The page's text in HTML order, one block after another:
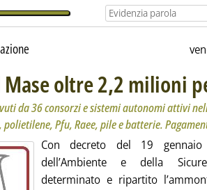
Mase oltre 2,2 milioni
da 36 consorzi e sistemi autonomi attivi
Pfu, Raee, pile e batterie.
Con decreto del 19
dell’Ambiente e della
determinato e ripartito